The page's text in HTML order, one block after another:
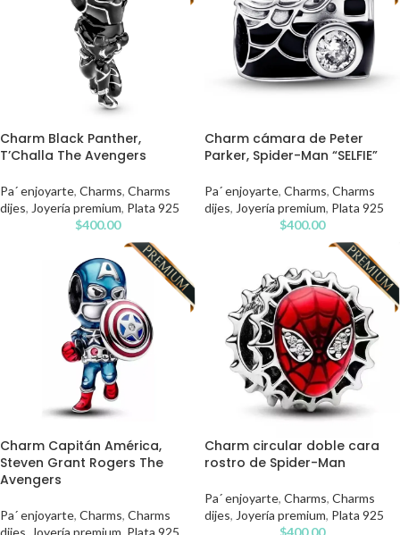
Charm Black Panther,
T’Challa The Avengers
Pa´ enjoyarte, Charms, Charms
dijes, Joyería premium, Plata 925
$400.00
Charm cámara de Peter
Parker, Spider-Man “SELFIE”
Pa´ enjoyarte, Charms, Charms
dijes, Joyería premium, Plata 925
$400.00
Charm Capitán América,
Steven Grant Rogers The
Avengers
Pa´ enjoyarte, Charms, Charms
dijes, Joyería premium, Plata 925
Charm circular doble cara
rostro de Spider-Man
Pa´ enjoyarte, Charms, Charms
dijes, Joyería premium, Plata 925
$400.00